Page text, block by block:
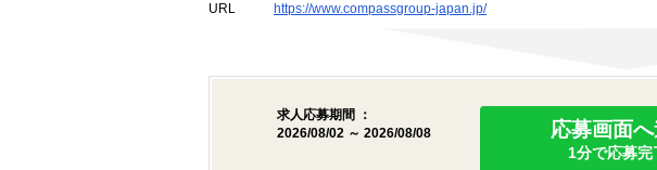
URL
https://www.compassgroup-japan.jp/
求人応募期間 ：
2026/08/02 ～ 2026/08/08
応募画面
1分で応募完